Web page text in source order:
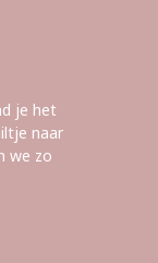
je het
naar
we zo